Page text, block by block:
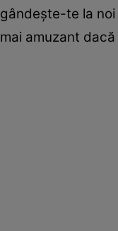
gândește-te la
mai amuzant